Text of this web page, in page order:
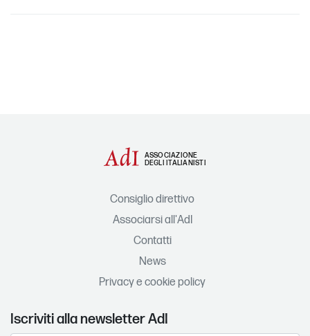
ASSOCIAZIONE
DEGLI ITALIANISTI
Consiglio direttivo
Associarsi all'AdI
Contatti
News
Privacy e cookie policy
Iscriviti alla newsletter AdI